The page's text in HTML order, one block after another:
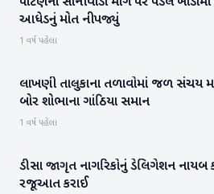
આધેડનું મોત નીપજ્યું
1 વર્ષ પહેલા
બનાસકાંઠા
લાખણી તાલુકાના તળાવોમાં જળ સંચય
બોર શોભાના ગાંઠિયા સમાન
1 વર્ષ પહેલા
બનાસકાંઠા
ડીસા જાગૃત નાગરિકોનું ડેલિગેશન નાયબ
રજૂઆત કરાઈ